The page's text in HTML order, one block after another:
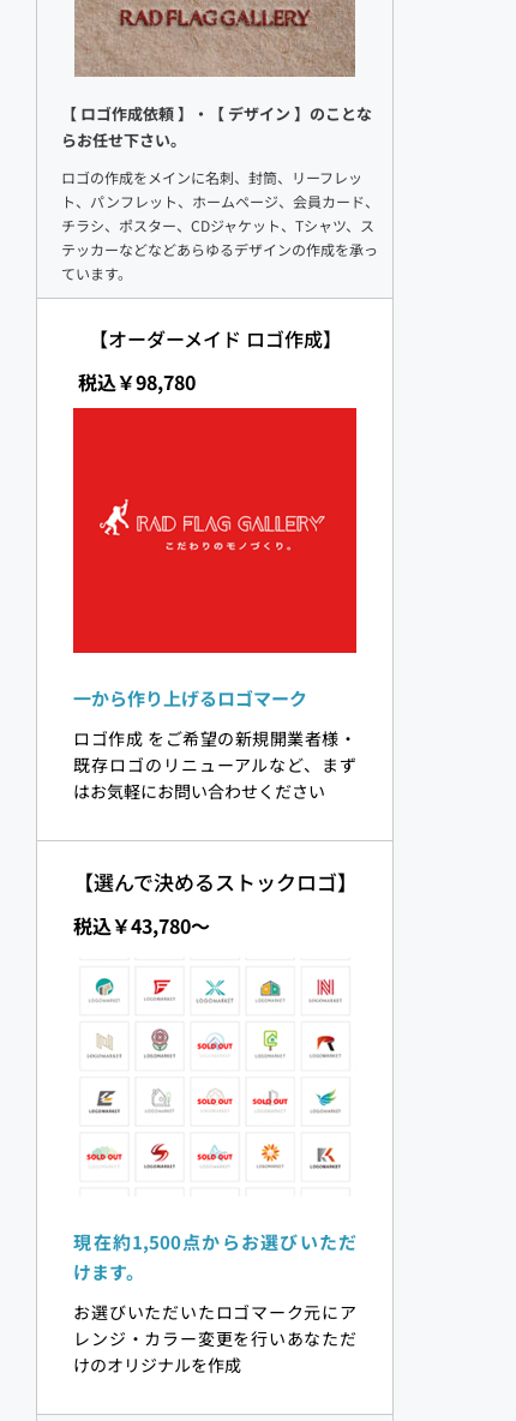
【 ロゴ作成依頼 】・【 デザイン 】のことな
らお任せ下さい。
ロゴの作成をメインに名刺、封筒、リーフレッ
ト、パンフレット、ホームページ、会員カード、
チラシ、ポスター、CDジャケット、Tシャツ、ス
テッカーなどなどあらゆるデザインの作成を承っ
ています。
【オーダーメイド ロゴ作成】
税込￥98,780
一から作り上げるロゴマーク
ロゴ作成 をご希望の新規開業者様・
既存ロゴのリニューアルなど、まず
はお気軽にお問い合わせください
【選んで決めるストックロゴ】
税込￥43,780〜
現在約1,500点からお選びいただ
けます。
お選びいただいたロゴマーク元にア
レンジ・カラー変更を行いあなただ
けのオリジナルを作成